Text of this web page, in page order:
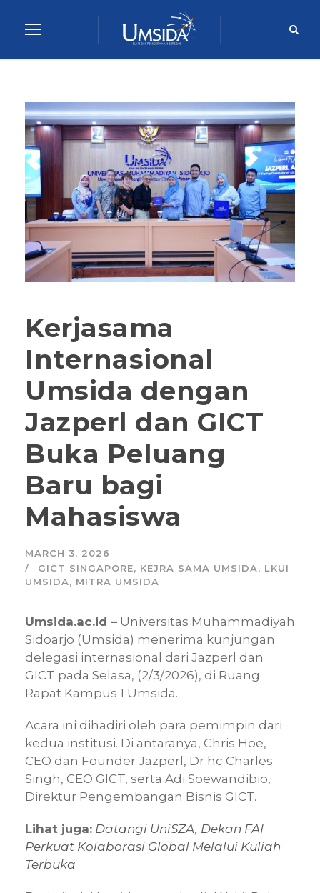
Kerjasama
Internasional
Umsida dengan
Jazperl dan GICT
Buka Peluang
Baru bagi
Mahasiswa
MARCH 3, 2026
GICT SINGAPORE, KEJRA SAMA UMSIDA, LKUI
UMSIDA, MITRA UMSIDA
Umsida.ac.id – Universitas Muhammadiyah
Sidoarjo (Umsida) menerima kunjungan
delegasi internasional dari Jazperl dan
GICT pada Selasa, (2/3/2026), di Ruang
Rapat Kampus 1 Umsida.
Acara ini dihadiri oleh para pemimpin dari
kedua institusi. Di antaranya, Chris Hoe,
CEO dan Founder Jazperl, Dr hc Charles
Singh, CEO GICT, serta Adi Soewandibio,
Direktur Pengembangan Bisnis GICT.
Lihat juga: Datangi UniSZA, Dekan FAI
Perkuat Kolaborasi Global Melalui Kuliah
Terbuka